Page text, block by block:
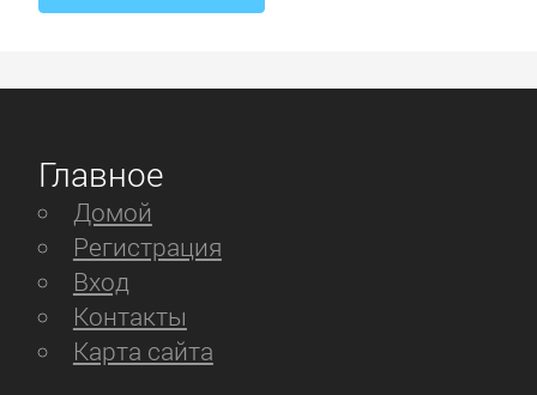
Главное
Домой
Регистрация
Вход
Контакты
Карта сайта
D-
computer
Defender